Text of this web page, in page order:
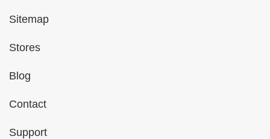
Sitemap
Stores
Blog
Contact
Support